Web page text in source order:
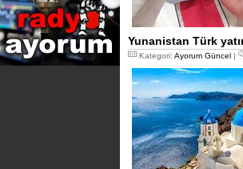
Yunanistan Türk
Kategori: Ayorum Güncel |